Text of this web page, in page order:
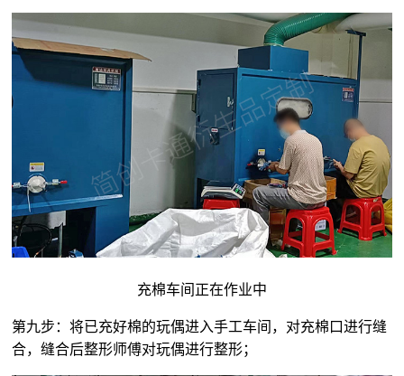
充棉车间正在作业中
第九步：将已充好棉的玩偶进入手工车间，对充棉口进行缝
合，缝合后整形师傅对玩偶进行整形；